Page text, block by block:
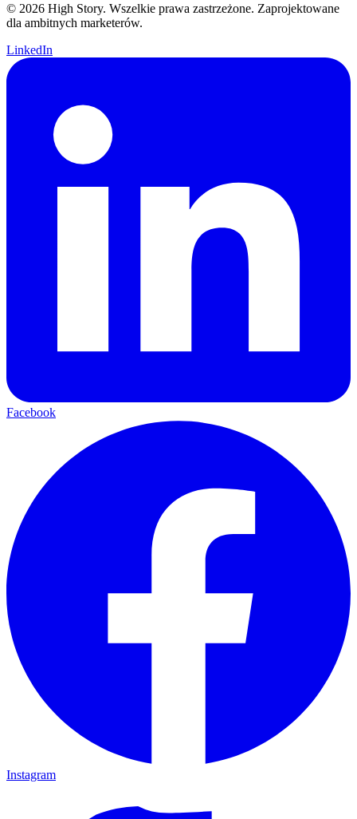
© 2026 High Story. Wszelkie prawa zastrzeżone. Zaprojektowane
dla ambitnych marketerów.
LinkedIn
Facebook
Instagram